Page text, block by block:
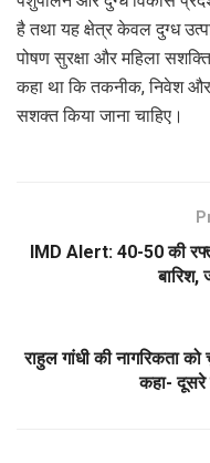
है तथा यह क्षेत्र केवल दुग्ध
पोषण सुरक्षा और महिला
कहा था कि तकनीक, निवेश और
सशक्त किया जाना चाहिए।
IMD Alert: 40-50 की
बारिश,
राहुल गांधी की नागरिकता
कहा- दूसरे